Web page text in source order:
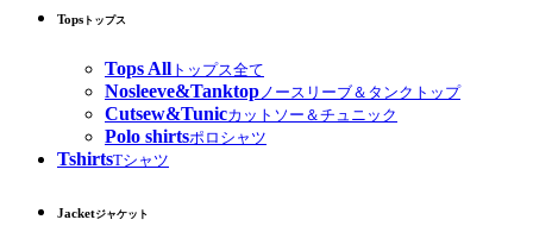
Tops トップス
Tops All トップス全て
Nosleeve&Tanktopノースリーブ＆タンクトップ
Cutsew&Tunicカットソー＆チュニック
Polo shirtsポロシャツ
TshirtsTシャツ
Jacketジャケット